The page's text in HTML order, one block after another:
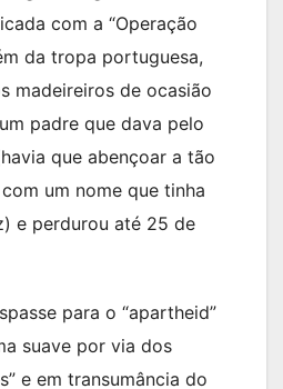
com a “Operação
da tropa portuguesa,
madeireiros de ocasião
padre que dava pelo
que abençoar a tão
um nome que tinha
e perdurou até 25 de
para o “apartheid”
suave por via dos
e em transumância do